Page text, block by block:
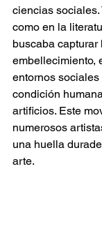
ciencias sociales.
como en la
buscaba
embellecimiento,
entornos sociales
condición
artificios. Este
numerosos
una huella
arte.